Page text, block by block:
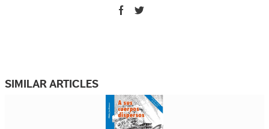
SIMILAR ARTICLES